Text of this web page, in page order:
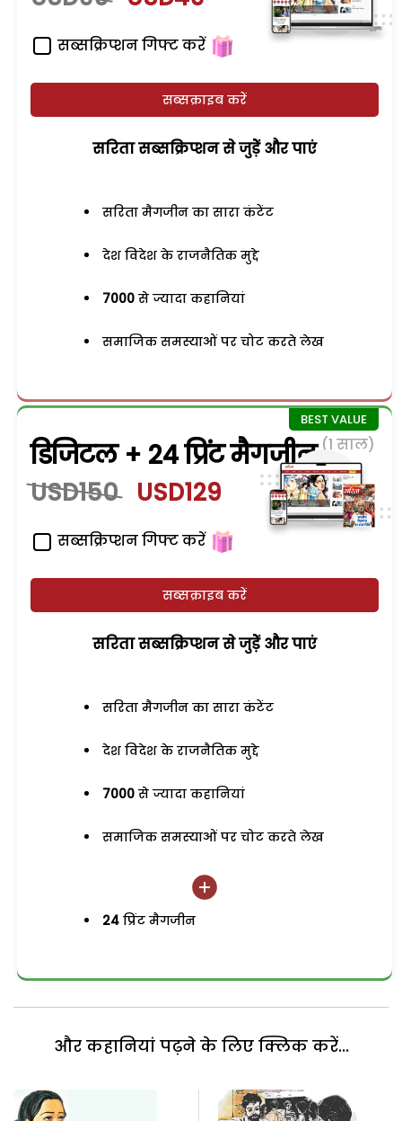
सब्सक्रिप्शन गिफ्ट करें
सब्सक्राइब करें
सरिता सब्सक्रिप्शन से जुड़ेें और पाएं
सरिता मैगजीन का सारा कंटेंट
देश विदेश के राजनैतिक मुद्दे
7000 से ज्यादा कहानियां
समाजिक समस्याओं पर चोट करते लेख
डिजिटल + 24 प्रिंट मैगजीन (1 साल)
USD150 USD129
सब्सक्रिप्शन गिफ्ट करें
सब्सक्राइब करें
सरिता सब्सक्रिप्शन से जुड़ेें और पाएं
सरिता मैगजीन का सारा कंटेंट
देश विदेश के राजनैतिक मुद्दे
7000 से ज्यादा कहानियां
समाजिक समस्याओं पर चोट करते लेख
24 प्रिंट मैगजीन
और कहानियां पढ़ने के लिए क्लिक करें...